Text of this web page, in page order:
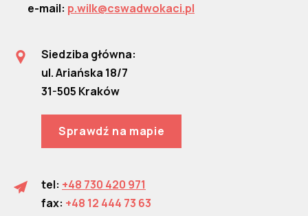
Siedziba główna:
ul. Ariańska 18/7
31-505 Kraków
Sprawdź na mapie
tel: +48 730 420 971
fax: +48 12 444 73 63
e-mail: p.wilk@cswadwokaci.pl